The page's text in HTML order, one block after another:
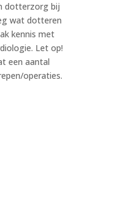
dotterzorg bij
wat dotteren
kennis met
Let op!
een aantal
operaties.